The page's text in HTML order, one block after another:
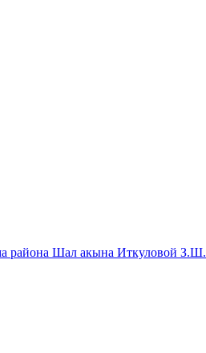
района Шал акына Иткуловой З.Ш.